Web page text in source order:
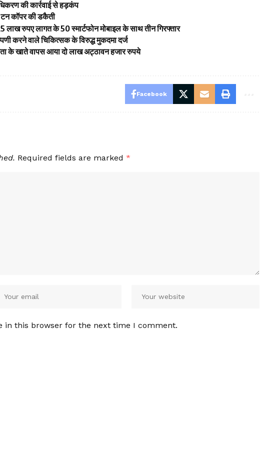
की कार्रवाई से हड़कंप
कॉपर की डकैती
लाख रुपए लागत के 50 स्मार्टफोन मोबाइल के साथ तीन गिरफ्तार
करने वाले चिकित्सक के विरुद्ध मुकदमा दर्ज
के खाते वापस आया दो लाख अट्ठावन हजार रुपये
Facebook
Required fields are marked *
in this browser for the next time I comment.